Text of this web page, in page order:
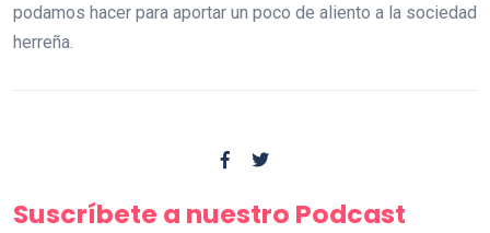
podamos hacer para aportar un poco de aliento a la sociedad
herreña.
Suscríbete a nuestro Podcast